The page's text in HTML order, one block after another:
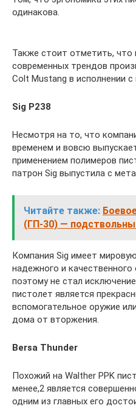
одинакова.
Также стоит отметить, что
современных трендов
Colt Mustang в исполнении
Sig P238
Несмотря на то, что
временем и вовсю
применением полимеров
патрон Sig выпустила с
Читайте также:
(ГП-30) —
Компания Sig имеет
надежного и качественного
поэтому не стал
пистолет является
вспомогательное оружие
дома от вторжения.
Bersa Thunder
Похожий на Walther PPK
менее,2 является
одним из главных его